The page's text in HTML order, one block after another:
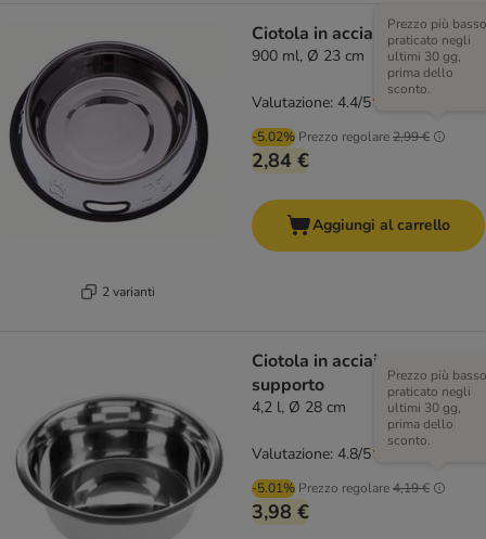
2 varianti
Ciotola in acciaio
900 ml, Ø 23 cm
-5.02% Prezzo regolare2,99 €
Prezzo più basso
praticato negli
ultimi 30 gg,
prima dello
sconto.
2,84 €
Valutazione: 4.4/5
Aggiungi al carrello
Ciotola in acciaio per
supporto
4,2 l, Ø 28 cm
-5.01% Prezzo regolare4,19 €
Prezzo più basso
praticato negli
ultimi 30 gg,
prima dello
sconto.
3,98 €
Valutazione: 4.8/5